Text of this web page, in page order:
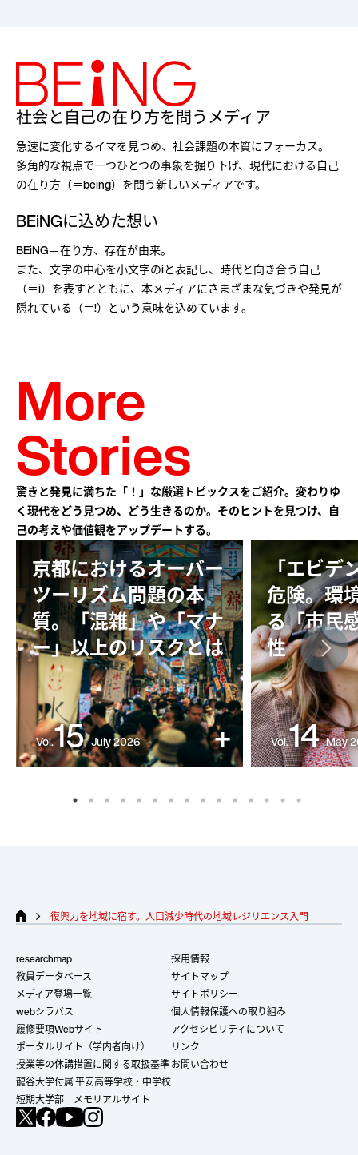
社会と自己の在り方を問うメディア
急速に変化するイマを見つめ、社会課題の本質にフォーカス。
多角的な視点で一つひとつの事象を掘り下げ、現代における自己
の在り方（＝being）を問う新しいメディアです。
BEiNGに込めた想い
BEiNG＝在り方、存在が由来。
また、文字の中心を小文字のiと表記し、時代と向き合う自己
（＝i）を表すとともに、本メディアにさまざまな気づきや発見が
隠れている（＝!）という意味を込めています。
More
Stories
驚きと発見に満ちた「！」な厳選トピックスをご紹介。変わりゆ
く現代をどう見つめ、どう生きるのか。そのヒントを見つけ、自
己の考えや価値観をアップデートする。
京都におけるオーバー
ツーリズム問題の本
質。「混雑」や「マナ
ー」以上のリスクとは
Vol.15 July 2026 +
Vol.15 arrow_forward_ios
「エビデ
危険。環
る「市民
性
Vol.14 May
復興力を地域に宿す。人口減少時代の地域レジリエンス入門
researchmap
教員データベース
メディア登場一覧
webシラバス
履修要項Webサイト
ポータルサイト（学内者向け）
授業等の休講措置に関する取扱基準
龍谷大学付属 平安高等学校・中学校
短期大学部 メモリアルサイト
採用情報
サイトマップ
サイトポリシー
個人情報保護への取り組み
アクセシビリティについて
リンク
お問い合わせ